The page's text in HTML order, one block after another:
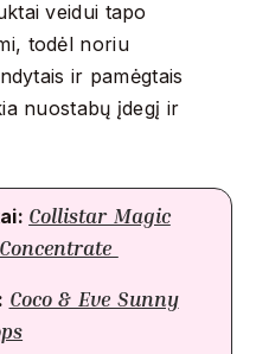
veidui tapo
todėl noriu
ir pamėgtais
nuostabų įdegį ir
Collistar Magic
Coco & Eve Sunny